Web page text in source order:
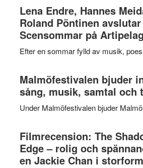
Trustorhärvan
–
fascinerande,
spännande
och
mycket
att
tänka
Lena Endre, Hannes
Roland Pöntinen avslutar
Scensommar på Artipelag
Efter en sommar fylld av musik,
Malmöfestivalen bjuder
sång, musik, samtal och
Under Malmöfestivalen bjuder
Filmrecension: The
Edge – rolig och
en Jackie Chan i storform